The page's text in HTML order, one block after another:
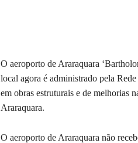
O aeroporto de Araraquara
local agora é administrado pela
em obras estruturais e de melhorias
Araraquara.
O aeroporto de Araraquara não